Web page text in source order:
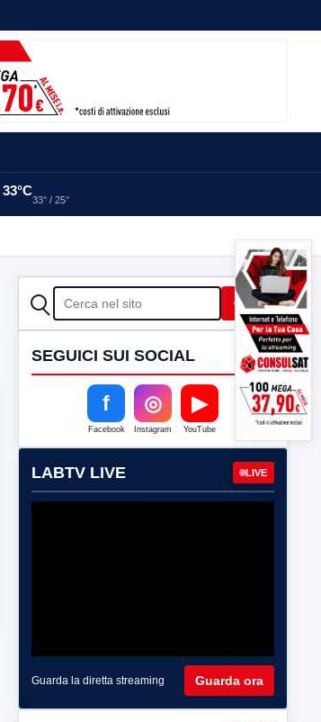
33°C
33° / 25°
CERCA Cerca
SEGUICI SUI SOCIAL
f
Facebook
◎
Instagram
▶
YouTube
LABTV LIVE LIVE
Guarda la diretta streaming Guarda ora